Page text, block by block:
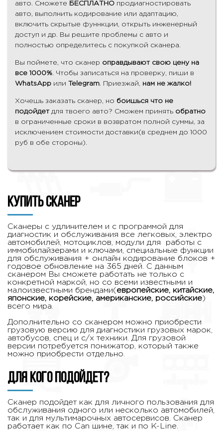
авто. Сможете БЕСПЛАТНО продиагностировать
авто, выполнить кодирование или адаптацию,
включить скрытые фуннкции, открыть инженерный
доступ и др. Вы решите проблемы с авто и
полностью определитесь с покупкой сканера.
Вы поймете, что сканер оправдывают свою цену на
все 1000%. Чтобы записаться на проверку, пиши в
WhatsApp или Telegram. Приезжай, нам не жалко!
Хочешь заказать сканер, но боишься что не
подойдет для твоего авто? Сможем принять обратно
в ограниченные сроки в возвратом полной суммы, за
исключением стоимости доставки(в среднем до 1000
руб в обе стороны).
Купить сканер
Сканеры с удлинителем и с программой для
диагностик и обслуживания все легковых, электро
автомобилей, мотоциклов, модули для работы с
иммобилайзерами и ключами, специальные функции
для обслуживания + онлайн кодирование блоков +
годовое обновление на 365 дней. С данным
сканером Вы сможете работать не только с
конкретной маркой, но со всеми известными и
малоизвестными брендами( европейские, китайские,
японские, корейские, американские, российские)
всего мира.
Дополнительно со сканером можно приобрести
грузовую версию для диагностики грузовых марок,
автобусов, спец и с/х техники. Для грузовой
версии потребуется понижатор, который также
можно приобрести отдельно.
Для кого подойдет?
Сканер подойдет как для личного пользования для
обслуживания одного или несколько автомобилей,
так и для мультимарочных автосервисов. Сканер
работает как по Can шине, так и по K-Line.